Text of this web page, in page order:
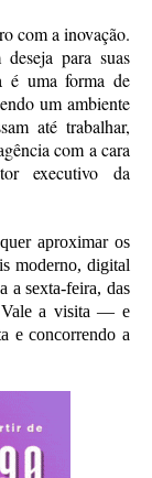
com a inovação.
para suas
é uma forma de
um ambiente
até trabalhar,
com a cara
executivo da
aproximar os
moderno, digital
a sexta-feira, das
Vale a visita — e
e concorrendo a